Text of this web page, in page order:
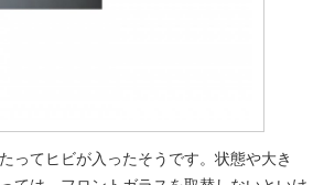
ってヒビが入ったそうです。状態や大き